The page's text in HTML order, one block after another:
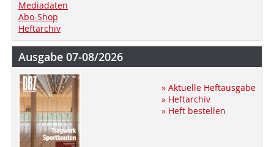
Mediadaten
Abo-Shop
Heftarchiv
Ausgabe 07-08/2026
» Aktuelle Heftausgabe
» Heftarchiv
» Heft bestellen